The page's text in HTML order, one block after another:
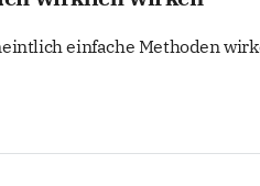
einfache Methoden